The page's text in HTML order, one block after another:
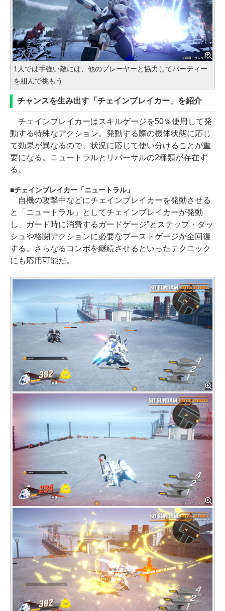
1人では手強い敵には、他のプレーヤーと協力してパーティー
を組んで挑もう
チャンスを生み出す「チェインブレイカー」を紹介
チェインブレイカーはスキルゲージを50％使用して発
動する特殊なアクション。発動する際の機体状態に応じ
て効果が異なるので、状況に応じて使い分けることが重
要になる。ニュートラルとリバーサルの2種類が存在す
る。
チェインブレイカー「ニュートラル」
自機の攻撃中などにチェインブレイカーを発動させる
と「ニュートラル」としてチェインブレイカーが発動
し、ガード時に消費するガードゲージ”とステップ・ダッ
シュや格闘アクションに必要なブーストゲージが全回復
する。さらなるコンボを継続させるといったテクニック
にも応用可能だ。